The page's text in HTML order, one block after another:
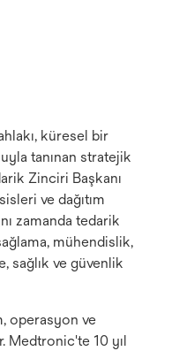
küresel bir
tanınan stratejik
Zinciri Başkanı
ve dağıtım
zamanda tedarik
mühendislik,
sağlık ve güvenlik
operasyon ve
Medtronic'te 10 yıl